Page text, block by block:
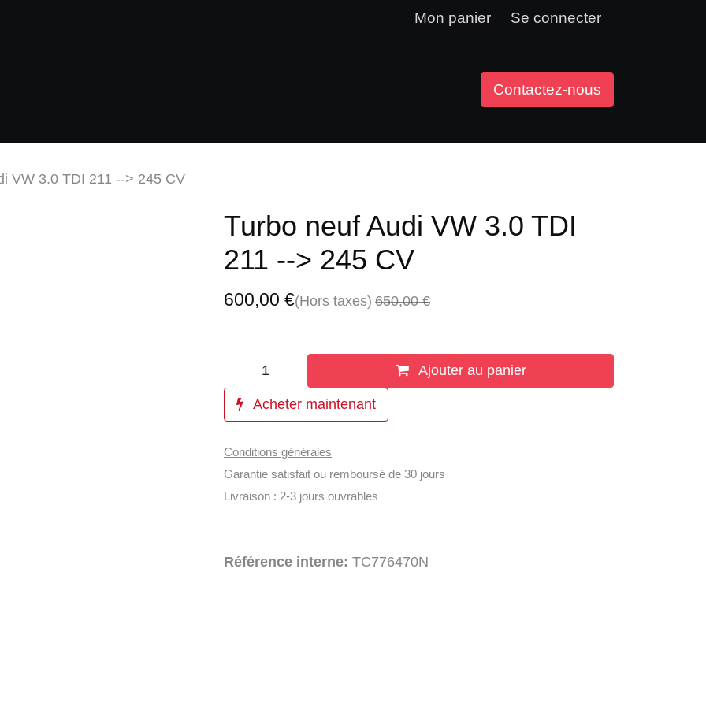
Mon panier Se connecter
Contactez-nous
VW 3.0 TDI 211 --> 245 CV
Turbo neuf Audi VW 3.0 TDI
211 --> 245 CV
600,00 €(Hors taxes) 650,00€
Ajouter au panier
Acheter maintenant
Conditions générales
Garantie satisfait ou remboursé de 30 jours
Livraison : 2-3 jours ouvrables
Référence interne:TC776470N